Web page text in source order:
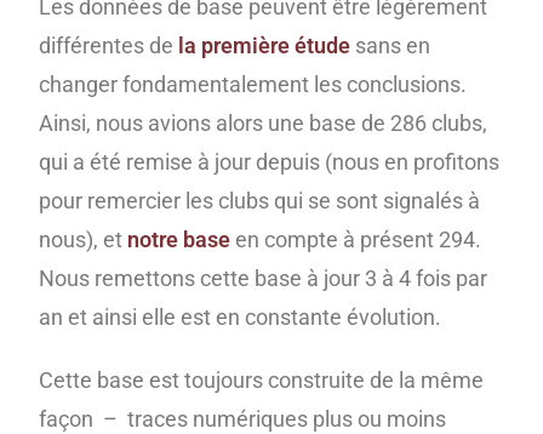
Les données de base peuvent être légèrement
différentes de la première étude sans en
changer fondamentalement les conclusions.
Ainsi, nous avions alors une base de 286 clubs,
qui a été remise à jour depuis (nous en profitons
pour remercier les clubs qui se sont signalés à
nous), et notre base en compte à présent 294.
Nous remettons cette base à jour 3 à 4 fois par
an et ainsi elle est en constante évolution.
Cette base est toujours construite de la même
façon – traces numériques plus ou moins